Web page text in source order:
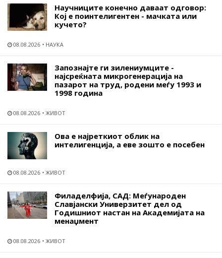
Научниците конечно даваат одговор:
Кој е поинтелигентен - мачката или
кучето?
08.08.2026 НАУКА
Запознајте ги зилениумците -
најсреќната микрогенерација на
пазарот на труд, родени меѓу 1993 и
1998 година
08.08.2026 ЖИВОТ
Ова е најреткиот облик на
интелигенција, а еве зошто е посебен
08.08.2026 ЖИВОТ
Филаделфија, САД: Меѓународен
Славјански Универзитет дел од
Годишниот настан на Академијата на
менаџмент
08.08.2026 ЖИВОТ